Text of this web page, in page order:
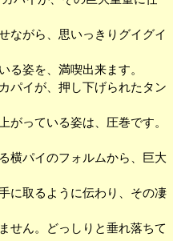
ながら、思いっきりグイグイ
る姿を、満喫出来ます。
パイが、押し下げられたタン
がっている姿は、圧巻です。
横パイのフォルムから、巨大
に取るように伝わり、その凄
せん。どっしりと垂れ落ちて